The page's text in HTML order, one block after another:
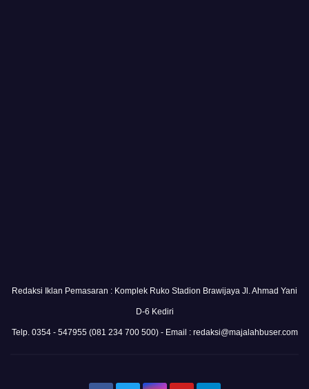
Redaksi Iklan Pemasaran : Komplek Ruko Stadion Brawijaya Jl. Ahmad Yani
D-6 Kediri
Telp. 0354 - 547955 (081 234 700 500) - Email : redaksi@majalahbuser.com